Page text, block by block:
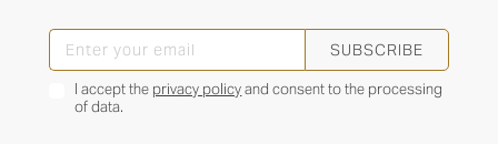
SUBSCRIBE
I accept the privacy policyand consent to the processing
of data.